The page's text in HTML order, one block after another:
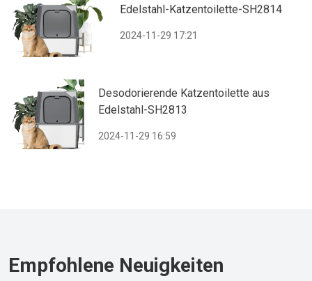
Edelstahl-Katzentoilette-SH2814
2024-11-29 17:21
Desodorierende Katzentoilette aus
Edelstahl-SH2813
2024-11-29 16:59
Empfohlene Neuigkeiten